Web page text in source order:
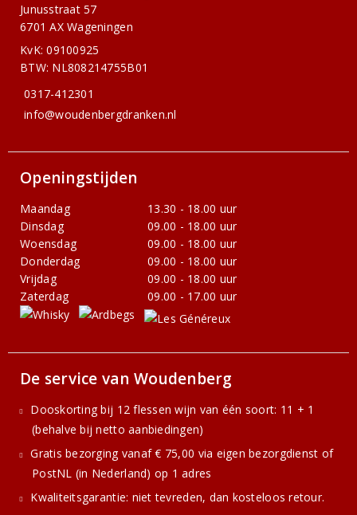
Junusstraat 57
6701 AX Wageningen
KvK: 09100925
BTW: NL808214755B01
0317-412301
info@woudenbergdranken.nl
Openingstijden
Maandag
13.30 - 18.00 uur
Dinsdag
09.00 - 18.00 uur
Woensdag
09.00 - 18.00 uur
Donderdag
09.00 - 18.00 uur
Vrijdag
09.00 - 18.00 uur
Zaterdag
09.00 - 17.00 uur
De service van Woudenberg
Dooskorting bij 12 flessen wijn van één soort: 11 + 1
(behalve bij netto aanbiedingen)
Gratis bezorging vanaf € 75,00 via eigen bezorgdienst of
PostNL (in Nederland) op 1 adres
Kwaliteitsgarantie: niet tevreden, dan kosteloos retour.